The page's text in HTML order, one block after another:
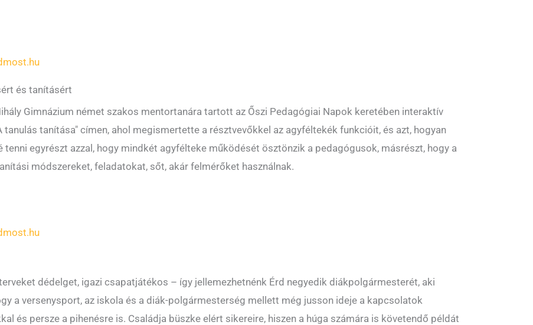
és tanításért
Gimnázium német szakos mentortanára tartott az Őszi Pedagógiai Napok keretében interaktív
tanítása" címen, ahol megismertette a résztvevőkkel az agyféltekék funkcióit, és azt, hogyan
tenni egyrészt azzal, hogy mindkét agyfélteke működését ösztönzik a pedagógusok, másrészt, hogy a
módszereket, feladatokat, sőt, akár felmérőket használnak.
dédelget, igazi csapatjátékos – így jellemezhetnénk Érd negyedik diákpolgármesterét, aki
a versenysport, az iskola és a diák-polgármesterség mellett még jusson ideje a kapcsolatok
és persze a pihenésre is. Családja büszke elért sikereire, hiszen a húga számára is követendő példát